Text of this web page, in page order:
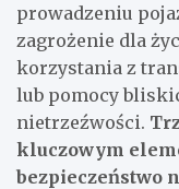
prowadzeniu
zagrożenie dla
korzystania z
lub pomocy
nietrzeźwości.
kluczowym
bezpieczeństwo